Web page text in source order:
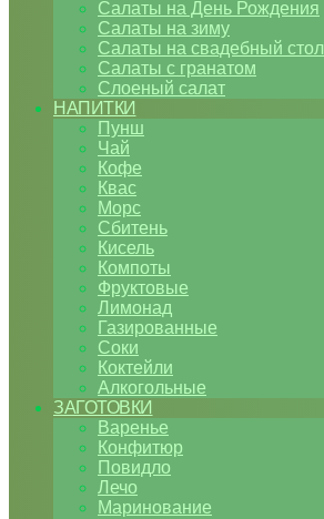
Салаты на День Рождения
Салаты на зиму
Салаты на свадебный стол
Салаты с гранатом
Слоеный салат
НАПИТКИ
Пунш
Чай
Кофе
Квас
Морс
Сбитень
Кисель
Компоты
Фруктовые
Лимонад
Газированные
Соки
Коктейли
Алкогольные
ЗАГОТОВКИ
Варенье
Конфитюр
Повидло
Лечо
Маринование